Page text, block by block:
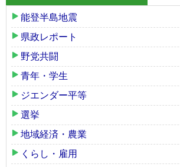
能登半島地震
県政レポート
野党共闘
青年・学生
ジエンダー平等
選挙
地域経済・農業
くらし・雇用